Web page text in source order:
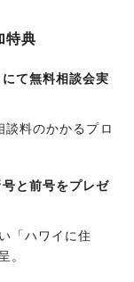
特典
て無料相談会実
料のかかるプロ
と前号をプレゼ
「ハワイに住
。